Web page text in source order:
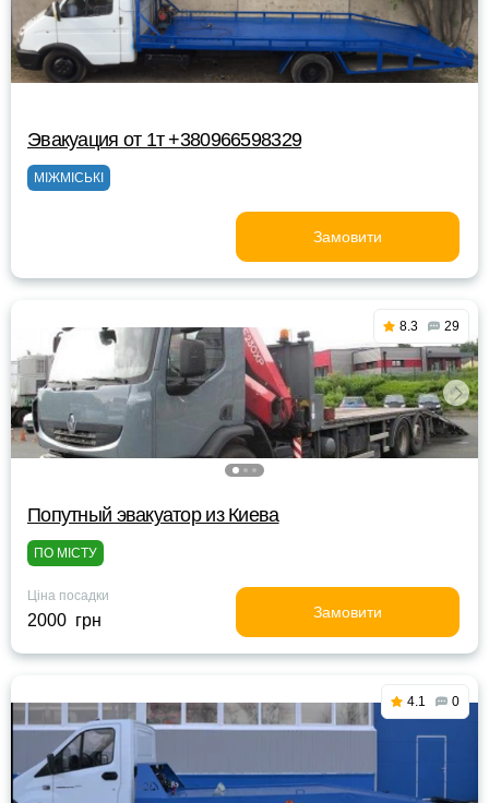
Эвакуация от 1т +380966598329
МІЖМІСЬКІ
Замовити
8.3 29
Попутный эвакуатор из Киева
ПО МІСТУ
Ціна посадки
2000 грн Замовити
4.1 0